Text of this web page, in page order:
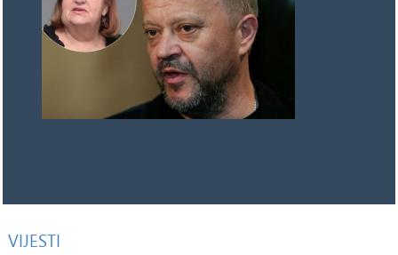
VIJESTI